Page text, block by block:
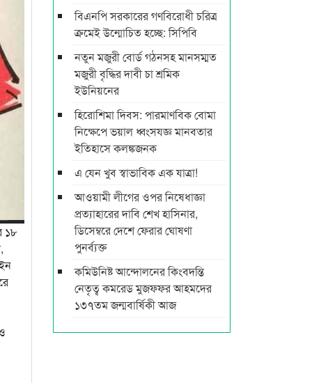
১৮
বিএনপি সরকারের গণবিরোধী চরিত্র
ক্রমেই উন্মোচিত হচ্ছে: সিপিবি
নতুন মজুরী বোর্ড গঠনসহ মানসম্মত
মজুরী বৃদ্ধির দাবী চা শ্রমিক
ইউনিয়নের
হিরোশিমা দিবস: পারমাণবিক বোমা
নিক্ষেপে ভয়াল ধ্বংসযজ্ঞ মানবতার
ইতিহাসে কলঙ্কজনক
এ যেন খুব স্বাভাবিক এক যাত্রা!
আওয়ামী লীগের ওপর নিষেধাজ্ঞা
প্রত্যাহারের দাবি শেখ হাসিনার,
ডিসেম্বরে দেশে ফেরার ঘোষণা
পুনর্ব্যক্ত
কমিউনিষ্ট আন্দোলনের কিংবদন্তি
নেতৃত্ব কমরেড মুজফ্ফর আহমদের
১৩৭তম জন্মবার্ষিকী আজ